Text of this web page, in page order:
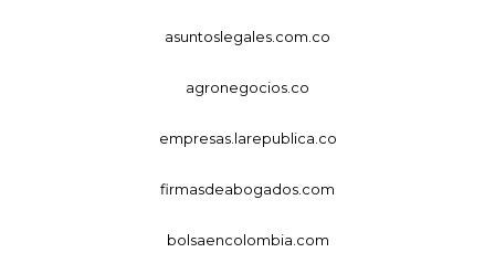
asuntoslegales.com.co
agronegocios.co
empresas.larepublica.co
firmasdeabogados.com
bolsaencolombia.com